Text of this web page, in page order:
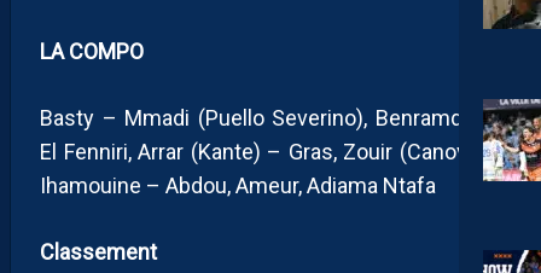
LA COMPO
Basty – Mmadi (Puello Severino), Benramdane,
El Fenniri, Arrar (Kante) – Gras, Zouir (Canovas),
Ihamouine – Abdou, Ameur, Adiama Ntafa
Classement